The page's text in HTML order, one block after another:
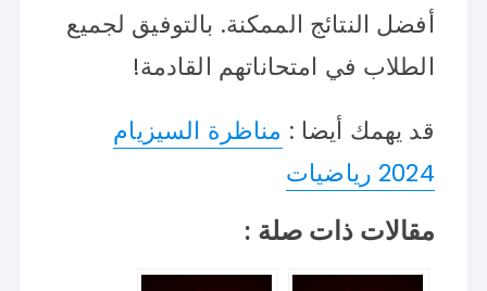
أفضل النتائج الممكنة. بالتوفيق لجميع
الطلاب في امتحاناتهم القادمة!
قد يهمك أيضا : مناظرة السيزيام
2024 رياضيات
مقالات ذات صلة :